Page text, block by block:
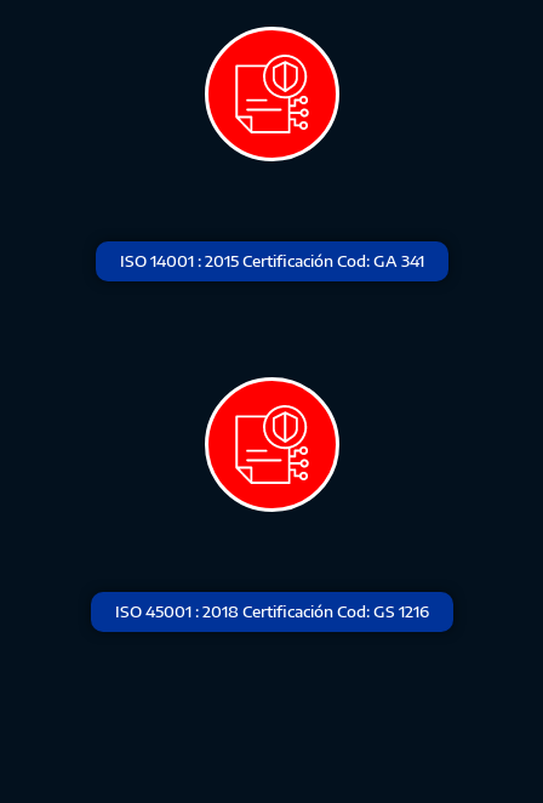
ISO 14001 : 2015 Certificación Cod: GA 341
ISO 45001 : 2018 Certificación Cod: GS 1216